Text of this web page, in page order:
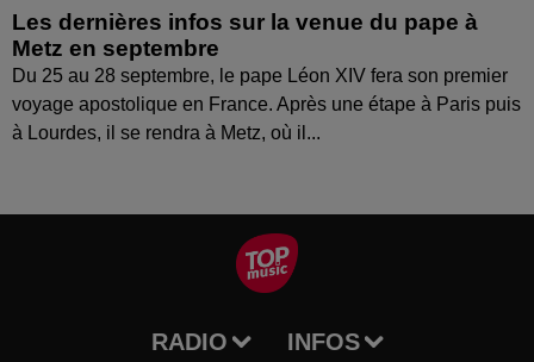
Les dernières infos sur la venue du pape à
Metz en septembre
Du 25 au 28 septembre, le pape Léon XIV fera son premier
voyage apostolique en France. Après une étape à Paris puis
à Lourdes, il se rendra à Metz, où il...
RADIO INFOS